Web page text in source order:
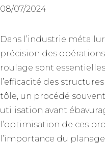
08/07/2024
Dans l’industrie
précision des
roulage sont
l’efficacité des
tôle, un procédé
utilisation avant
l’optimisation de ces
l’importance du